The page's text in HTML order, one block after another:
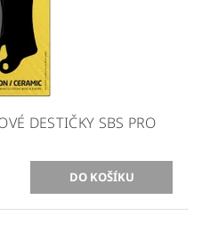
DESTIČKY SBS PRO